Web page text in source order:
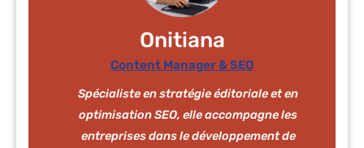
Onitiana
Content Manager & SEO
Spécialiste en stratégie éditoriale et en
optimisation SEO, elle accompagne les
entreprises dans le développement de